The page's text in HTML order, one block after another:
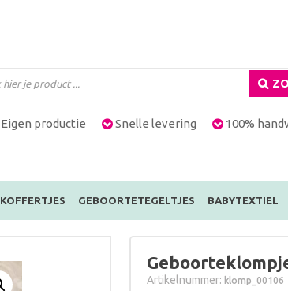
Eigen productie Snelle levering 100%
KOFFERTJES GEBOORTETEGELTJES BABYTEXTIEL
Artikelnummer: klomp_00106